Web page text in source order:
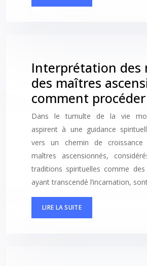
Interprétation des
des maîtres
comment
Dans le tumulte de la vie
aspirent à une guidance
vers un chemin de croissance
maîtres ascensionnés,
traditions spirituelles comme
ayant transcendé l’incarnation,
LIRE LA SUITE